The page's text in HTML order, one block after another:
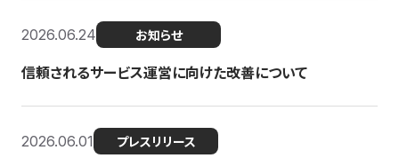
2026.06.24 お知らせ
信頼されるサービス運営に向けた改善について
2026.06.01 プレスリリース